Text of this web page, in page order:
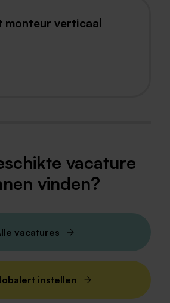
monteur verticaal
vacature
vinden?
vacatures
instellen